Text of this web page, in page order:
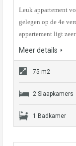
Leuk appartement
gelegen op de 4e
appartement ligt
Meer details
75 m2
2 Slaapkamers
1 Badkamer